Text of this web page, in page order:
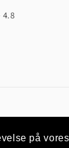
på
4.8
© 2026, Garage